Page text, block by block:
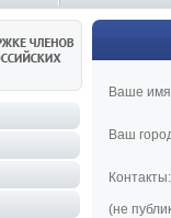
Ваше
Ваш
Контакты:
(не